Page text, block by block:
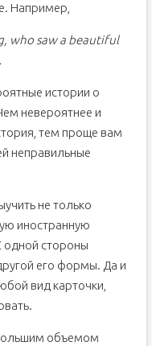
Например,
who saw a beautiful
истории о
невероятнее и
тем проще вам
неправильные
не только
иностранную
одной стороны
его формы. Да и
вид карточки,
объемом